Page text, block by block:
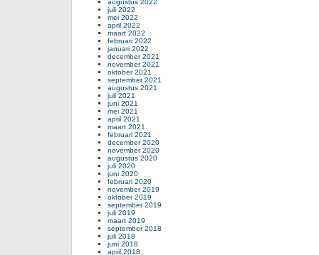
juli 2022
mei 2022
april 2022
maart 2022
februari 2022
januari 2022
december 2021
november 2021
oktober 2021
september 2021
augustus 2021
juli 2021
juni 2021
mei 2021
april 2021
maart 2021
februari 2021
december 2020
november 2020
augustus 2020
juli 2020
juni 2020
februari 2020
november 2019
oktober 2019
september 2019
juli 2019
maart 2019
september 2018
juli 2018
juni 2018
april 2018